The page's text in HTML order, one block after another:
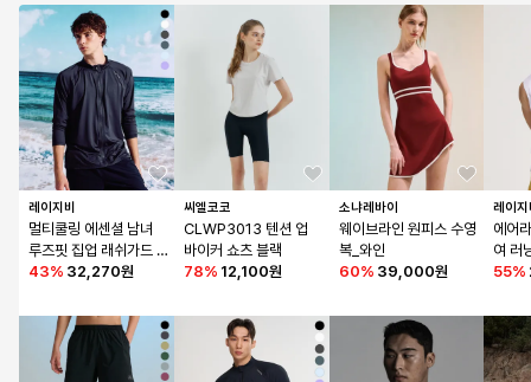
레이지비
멀티쿨링 에센셜 남녀
루즈핏 집업 래쉬가드
체형커버 수영복 (6컬
43% 32,270원
씨엘코코
CLWP3013 텐션 업
바이커 쇼츠 블랙
78% 12,100원
소냐레바이
웨이브라인 원피스 수영
복_와인
60% 39,000원
레이
에어
여 러
비치
55%